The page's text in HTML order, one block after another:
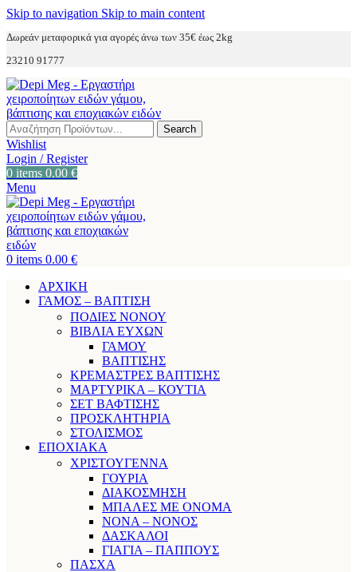
Skip to navigation Skip to main content
Δωρεάν μεταφορικά για αγορές άνω των 35€ έως 2kg
23210 91777
Search
Wishlist
Login / Register
0 items 0.00 €
Menu
0 items 0.00 €
ΑΡΧΙΚΗ
ΓΑΜΟΣ – ΒΑΠΤΙΣΗ
ΠΟΔΙΕΣ ΝΟΝΟΥ
ΒΙΒΛΙΑ ΕΥΧΩΝ
ΓΑΜΟΥ
ΒΑΠΤΙΣΗΣ
ΚΡΕΜΑΣΤΡΕΣ ΒΑΠΤΙΣΗΣ
ΜΑΡΤΥΡΙΚΑ – ΚΟΥΤΙΑ
ΣΕΤ ΒΑΦΤΙΣΗΣ
ΠΡΟΣΚΛΗΤΗΡΙΑ
ΣΤΟΛΙΣΜΟΣ
ΕΠΟΧΙΑΚΑ
ΧΡΙΣΤΟΥΓΕΝΝΑ
ΓΟΥΡΙΑ
ΔΙΑΚΟΣΜΗΣΗ
ΜΠΑΛΕΣ ΜΕ ΟΝΟΜΑ
ΝΟΝΑ – ΝΟΝΟΣ
ΔΑΣΚΑΛΟΙ
ΓΙΑΓΙΑ – ΠΑΠΠΟΥΣ
ΠΑΣΧΑ